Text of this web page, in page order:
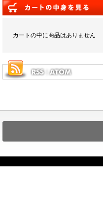
カートの中に商品はありません